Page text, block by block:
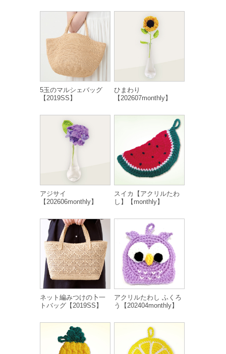
5玉のマルシェバッグ
【2019SS】
ひまわり
【202607monthly】
アジサイ
【202606monthly】
スイカ【アクリルたわ
し】【monthly】
ネット編みつけの卜一
トバッグ【2019SS】
アクリルたわし ふくろ
う【202404monthly】